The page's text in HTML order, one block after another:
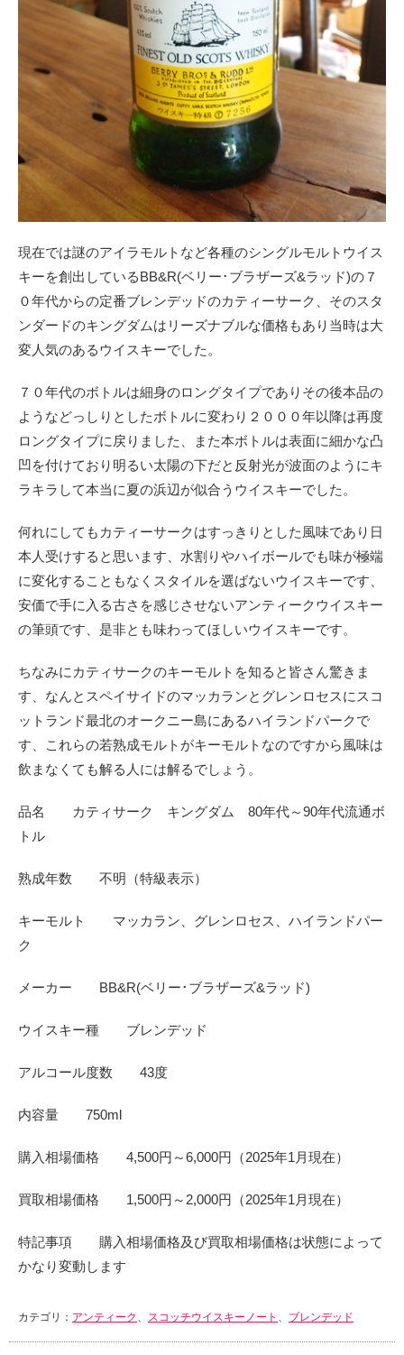
現在では謎のアイラモルトなど各種のシングルモルトウイス
キーを創出しているBB&R(ベリー･ブラザーズ&ラッド)の７
０年代からの定番ブレンデッドのカティーサーク、そのスタ
ンダードのキングダムはリーズナブルな価格もあり当時は大
変人気のあるウイスキーでした。
７０年代のボトルは細身のロングタイプでありその後本品の
ようなどっしりとしたボトルに変わり２０００年以降は再度
ロングタイプに戻りました、また本ボトルは表面に細かな凸
凹を付けており明るい太陽の下だと反射光が波面のようにキ
ラキラして本当に夏の浜辺が似合うウイスキーでした。
何れにしてもカティーサークはすっきりとした風味であり日
本人受けすると思います、水割りやハイボールでも味が極端
に変化することもなくスタイルを選ばないウイスキーです、
安価で手に入る古さを感じさせないアンティークウイスキー
の筆頭です、是非とも味わってほしいウイスキーです。
ちなみにカティサークのキーモルトを知ると皆さん驚きま
す、なんとスペイサイドのマッカランとグレンロセスにスコ
ットランド最北のオークニー島にあるハイランドパークで
す、これらの若熟成モルトがキーモルトなのですから風味は
飲まなくても解る人には解るでしょう。
品名 カティサーク キングダム 80年代～90年代流通ボ
トル
熟成年数 不明（特級表示）
キーモルト マッカラン、グレンロセス、ハイランドパー
ク
メーカー BB&R(ベリー･ブラザーズ&ラッド)
ウイスキー種 ブレンデッド
アルコール度数 43度
内容量 750ml
購入相場価格 4,500円～6,000円（2025年1月現在）
買取相場価格 1,500円～2,000円（2025年1月現在）
特記事項 購入相場価格及び買取相場価格は状態によって
かなり変動します
カテゴリ： アンティーク 、 スコッチウイスキーノート 、 ブレンデッド